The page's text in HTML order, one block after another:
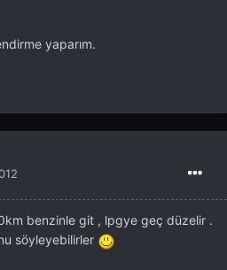
yaparım.
benzinle git , lpgye geç düzelir .
söyleyebilirler